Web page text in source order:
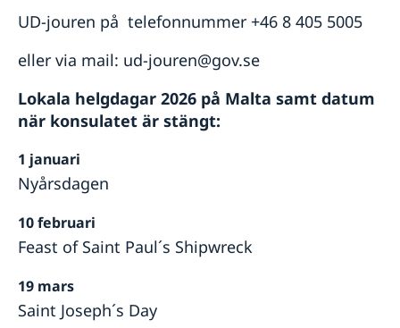
UD-jouren på telefonnummer +46 8 405 5005
eller via mail: ud-jouren@gov.se
Lokala helgdagar 2026 på Malta samt datum
när konsulatet är stängt:
1 januari
Nyårsdagen
10 februari
Feast of Saint Paul´s Shipwreck
19 mars
Saint Joseph´s Day